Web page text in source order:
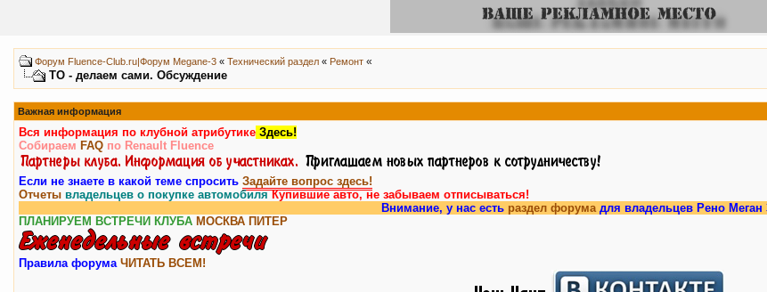
Форум Fluence-Club.ru|Форум Megane-3 « Технический раздел « Ремонт «
ТО - делаем сами. Обсуждение
Важная информация
Вся информация по клубной атрибутике Здесь!
Собираем FAQ по Renault Fluence
Если не знаете в какой теме спросить Задайте вопрос здесь!
Отчеты владельцев о покупке автомобиляКупившие авто, не забываем отписываться!
Внимание, у нас естьраздел форума для владельцев Рено Меган 3.
ПЛАНИРУЕМ ВСТРЕЧИ КЛУБА МОСКВА ПИТЕР
Правила форума ЧИТАТЬ ВСЕМ!